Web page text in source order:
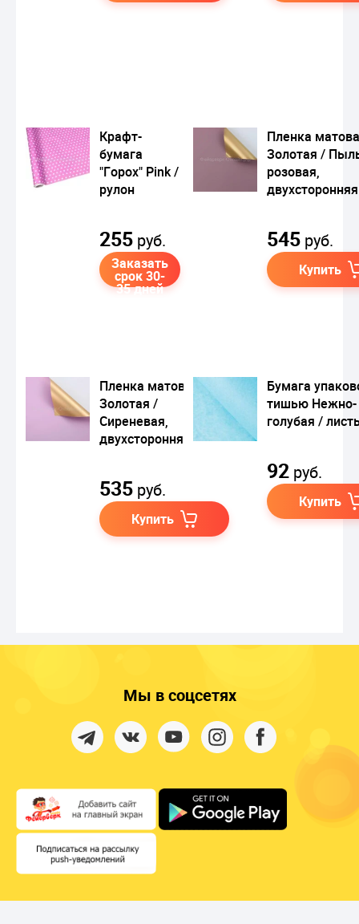
Крафт-
бумага
"Горох" Pink /
рулон
255 руб.
Заказать
срок 30-
35 дней
Пленка
Золотая /
розовая,
двухсторонняя
545 руб.
Купить
Пленка матовая
Золотая /
Сиреневая,
двухсторонняя
535 руб.
Купить
Бумага
тишью Нежно-
голубая /
92 руб.
Купить
Мы в соцсетях